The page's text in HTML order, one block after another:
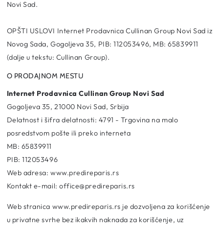
Novi Sad.
OPŠTI USLOVI Internet Prodavnica Cullinan Group Novi Sad iz
Novog Sada, Gogoljeva 35, PIB: 112053496, MB: 65839911
(dalje u tekstu: Cullinan Group).
O PRODAJNOM MESTU
Internet Prodavnica Cullinan Group Novi Sad
Gogoljeva 35, 21000 Novi Sad, Srbija
Delatnost i šifra delatnosti: 4791 - Trgovina na malo
posredstvom pošte ili preko interneta
MB: 65839911
PIB:112053496
Web adresa: www.predireparis.rs
Kontakt e-mail: office@predireparis.rs
Web stranica www.predireparis.rs je dozvoljena za korišćenje
u privatne svrhe bez ikakvih naknada za korišćenje, uz